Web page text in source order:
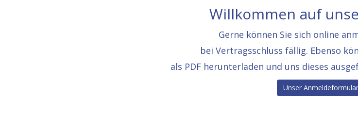
Willkommen auf
Gerne können Sie sich online
bei Vertragsschluss fällig. Ebenso
als PDF herunterladen und uns dieses
Unser